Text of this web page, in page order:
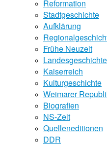
Reformation
Stadtgeschichte
Aufklärung
Frühe Neuzeit
Landesgeschichte
Kaiserreich
Kulturgeschichte
Weimarer
Biografien
NS-Zeit
Quelleneditionen
DDR